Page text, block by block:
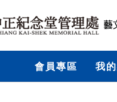
會員專區 我